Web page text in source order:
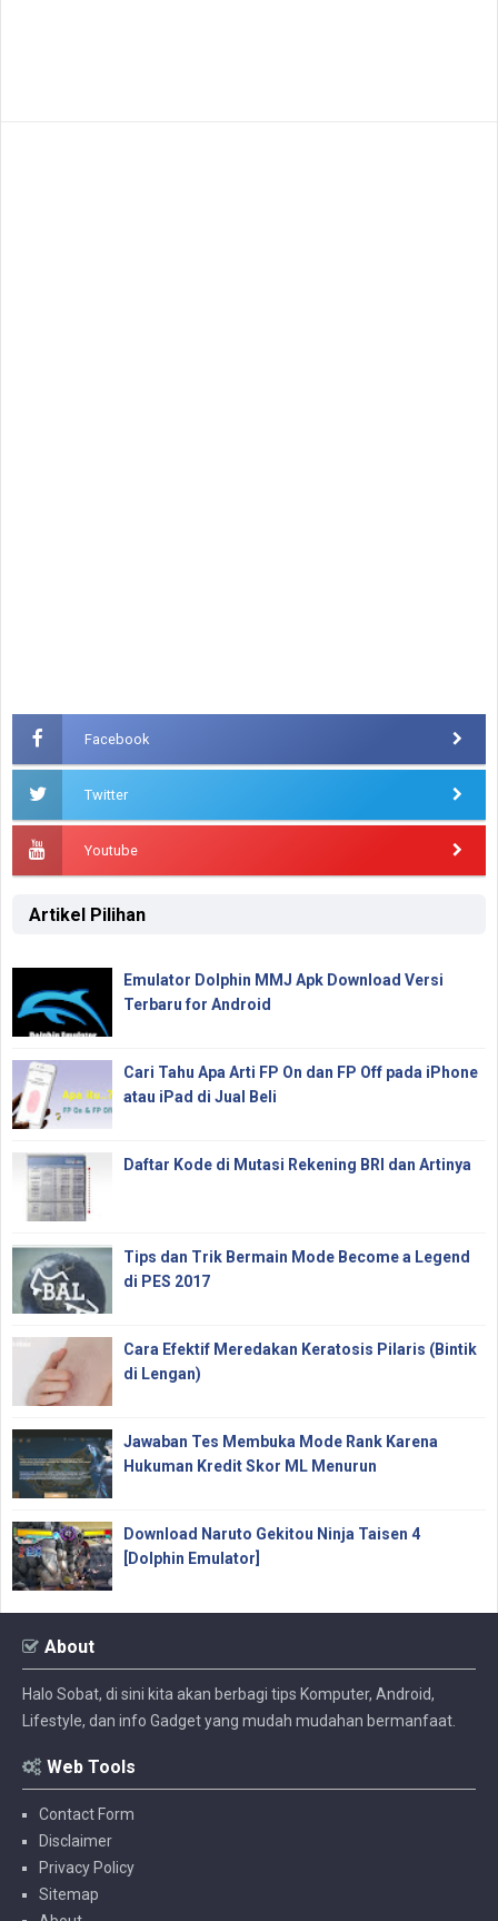
Facebook
Twitter
Youtube
Artikel Pilihan
Emulator Dolphin MMJ Apk Download Versi
Terbaru for Android
Cari Tahu Apa Arti FP On dan FP Off pada iPhone
atau iPad di Jual Beli
Daftar Kode di Mutasi Rekening BRI dan Artinya
Tips dan Trik Bermain Mode Become a Legend
di PES 2017
Cara Efektif Meredakan Keratosis Pilaris (Bintik
di Lengan)
Jawaban Tes Membuka Mode Rank Karena
Hukuman Kredit Skor ML Menurun
Download Naruto Gekitou Ninja Taisen 4
[Dolphin Emulator]
About
Halo Sobat, di sini kita akan berbagi tips Komputer, Android,
Lifestyle, dan info Gadget yang mudah mudahan bermanfaat.
Web Tools
Contact Form
Disclaimer
Privacy Policy
Sitemap